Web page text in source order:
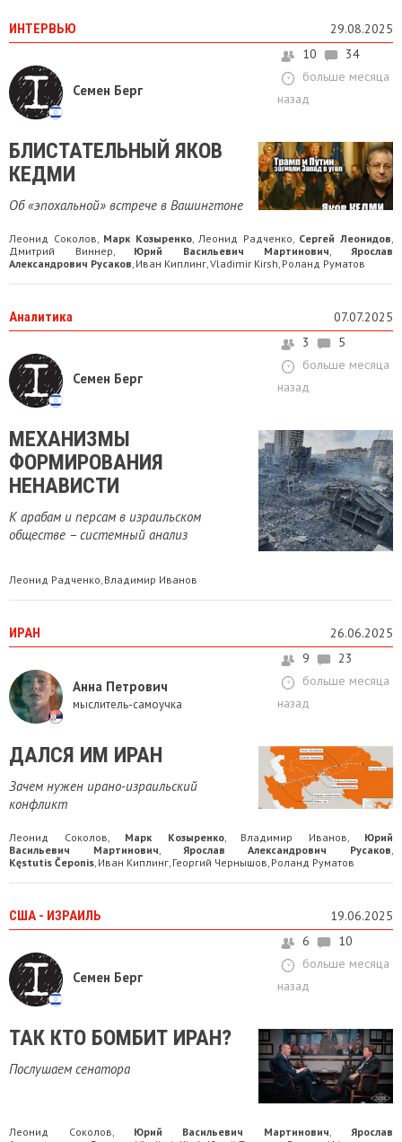
ИНТЕРВЬЮ 29.08.2025
Семен Берг
10
34
больше месяца
назад
БЛИСТАТЕЛЬНЫЙ ЯКОВ
КЕДМИ
Об «эпохальной» встрече в Вашингтоне
Леонид Соколов, Марк Козыренко, Леонид Радченко, Сергей Леонидов,
Дмитрий Виннер, Юрий Васильевич Мартинович,Ярослав
Александрович Русаков, Иван Киплинг,Vladimir Kirsh, Роланд Руматов
Аналитика 07.07.2025
Семен Берг
3
5
больше месяца
назад
МЕХАНИЗМЫ
ФОРМИРОВАНИЯ
НЕНАВИСТИ
К арабам и персам в израильском
обществе – системный анализ
Леонид Радченко, Владимир Иванов
ИРАН 26.06.2025
Анна Петрович
мыслитель-самоучка
9
23
больше месяца
назад
ДАЛСЯ ИМ ИРАН
Зачем нужен ирано-израильский
конфликт
Леонид Соколов, Марк Козыренко, Владимир Иванов, Юрий
Васильевич Мартинович, Ярослав Александрович Русаков,
Kęstutis Čeponis, Иван Киплинг, Георгий Чернышов, Роланд Руматов
США - ИЗРАИЛЬ 19.06.2025
Семен Берг
6
10
больше месяца
назад
ТАК КТО БОМБИТ ИРАН?
Послушаем сенатора
Леонид Соколов Юрий Васильевич Мартинович
Ярослав